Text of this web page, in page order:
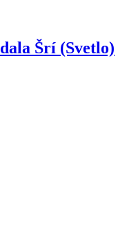
Šrí (Svetlo)